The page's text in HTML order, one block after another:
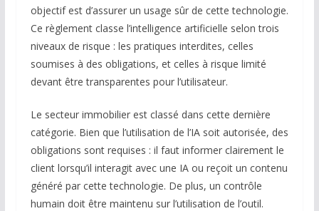
objectif est d’assurer un usage sûr de cette technologie.
Ce règlement classe l’intelligence artificielle selon trois
niveaux de risque : les pratiques interdites, celles
soumises à des obligations, et celles à risque limité
devant être transparentes pour l’utilisateur.
Le secteur immobilier est classé dans cette dernière
catégorie. Bien que l’utilisation de l’IA soit autorisée, des
obligations sont requises : il faut informer clairement le
client lorsqu’il interagit avec une IA ou reçoit un contenu
généré par cette technologie. De plus, un contrôle
humain doit être maintenu sur l’utilisation de l’outil.